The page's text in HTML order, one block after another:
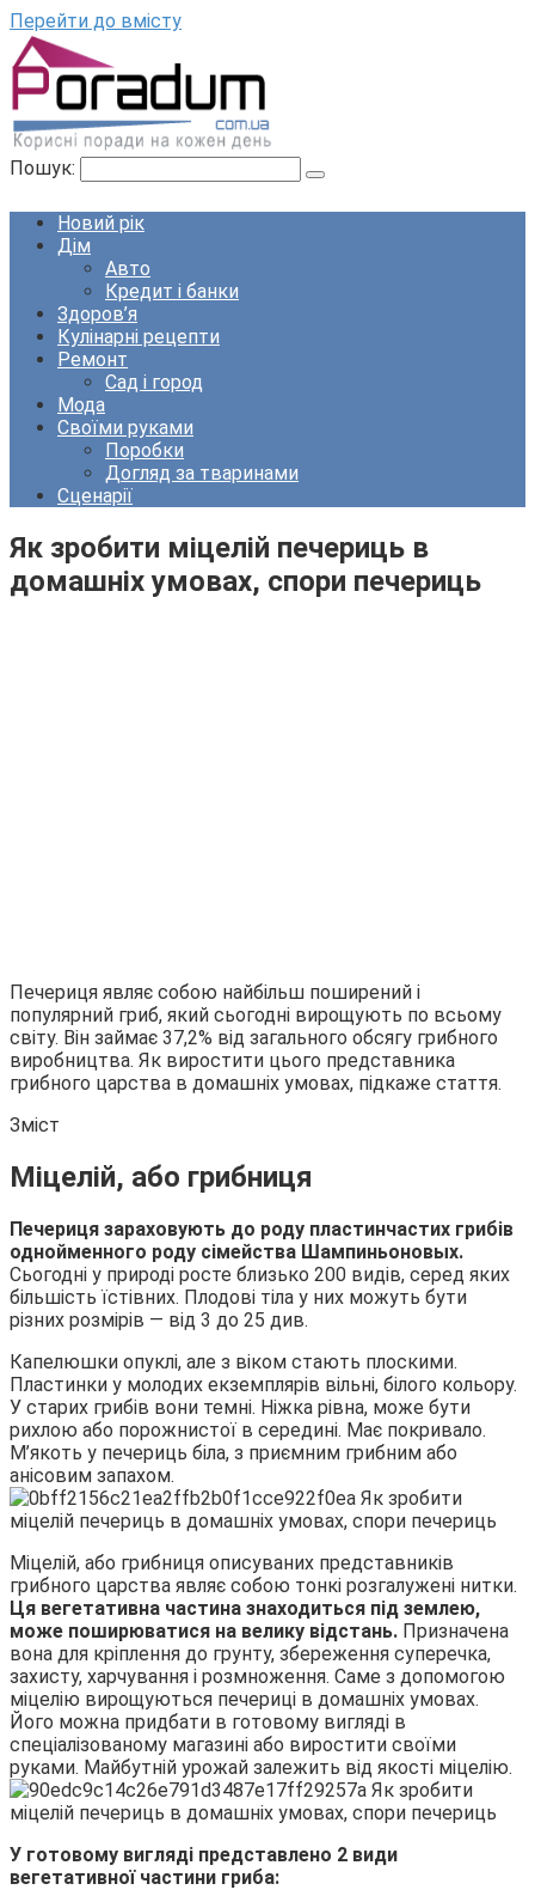
Перейти до вмісту
Пошук:
Новий рік
Дім
Авто
Кредит і банки
Здоров’я
Кулінарні рецепти
Ремонт
Сад і город
Мода
Своїми руками
Поробки
Догляд за тваринами
Сценарії
Як зробити міцелій печериць в
домашніх умовах, спори печериць
Печериця являє собою найбільш поширений і
популярний гриб, який сьогодні вирощують по всьому
світу. Він займає 37,2% від загального обсягу грибного
виробництва. Як виростити цього представника
грибного царства в домашніх умовах, підкаже стаття.
Зміст
Міцелій, або грибниця
Печериця зараховують до роду пластинчастих грибів
однойменного роду сімейства Шампиньоновых.
Сьогодні у природі росте близько 200 видів, серед яких
більшість їстівних. Плодові тіла у них можуть бути
різних розмірів — від 3 до 25 див.
Капелюшки опуклі, але з віком стають плоскими.
Пластинки у молодих екземплярів вільні, білого кольору.
У старих грибів вони темні. Ніжка рівна, може бути
рихлою або порожнистої в середині. Має покривало.
М’якоть у печериць біла, з приємним грибним або
анісовим запахом.
Міцелій, або грибниця описуваних представників
грибного царства являє собою тонкі розгалужені нитки.
Ця вегетативна частина знаходиться під землею,
може поширюватися на велику відстань. Призначена
вона для кріплення до грунту, збереження суперечка,
захисту, харчування і розмноження. Саме з допомогою
міцелію вирощуються печериці в домашніх умовах.
Його можна придбати в готовому вигляді в
спеціалізованому магазині або виростити своїми
руками. Майбутній урожай залежить від якості міцелію.
У готовому вигляді представлено 2 види
вегетативної частини гриба: